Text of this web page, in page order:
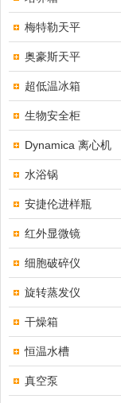
梅特勒天平
奥豪斯天平
超低温冰箱
生物安全柜
Dynamica 离心机
水浴锅
安捷伦进样瓶
红外显微镜
细胞破碎仪
旋转蒸发仪
干燥箱
恒温水槽
真空泵